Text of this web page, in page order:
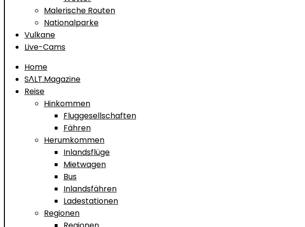
Malerische Routen
Nationalparke
Vulkane
Live-Cams
Home
SΛLT.Magazine
Reise
Hinkommen
Fluggesellschaften
Fähren
Herumkommen
Inlandsflüge
Mietwagen
Bus
Inlandsfähren
Ladestationen
Regionen